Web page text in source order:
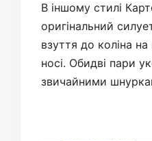
В іншому стилі
оригінальний
взуття до коліна
носі. Обидві пари
звичайними